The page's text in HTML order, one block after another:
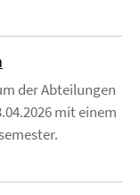
der Abteilungen
mit einem